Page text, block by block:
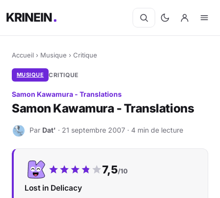
KRINEIN
Accueil › Musique › Critique
MUSIQUE CRITIQUE
Samon Kawamura - Translations
Samon Kawamura - Translations
D Par Dat' · 21 septembre 2007 · 4 min de lecture
Notre note :
7,5/10
Lost in Delicacy